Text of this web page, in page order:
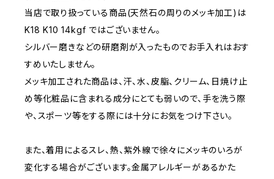
当店で取り扱っている商品(天然石の周りのメッキ加工)は
K18 K10 14kgf ではございません。
シルバー磨きなどの研磨剤が入ったものでお手入れはおす
すめいたしません。
メッキ加工された商品は、汗、水、皮脂、クリーム、日焼け止
め等化粧品に含まれる成分にとても弱いので、手を洗う際
や、スポーツ等をする際には十分にお気をつけ下さい。
また、着用によるスレ、熱、紫外線で徐々にメッキのいろが
変化する場合がございます。金属アレルギーがあるかた